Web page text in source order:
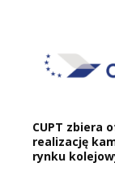
CUPT zbiera
realizację
rynku